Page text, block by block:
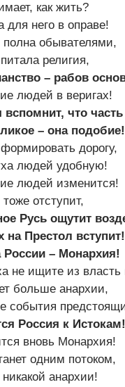
как жить?
для него в оправе!
полна обывателями,
религия,
– рабов
людей в веригах!
вспомнит, что
– она подобие!
дорогу,
людей удобную!
людей изменится!
отступит,
Русь ощутит
на Престол вступит!
России – Монархия!
не ищите из
больше анархии,
события
Россия к Истокам!
вновь Монархия!
одним потоком,
анархии!